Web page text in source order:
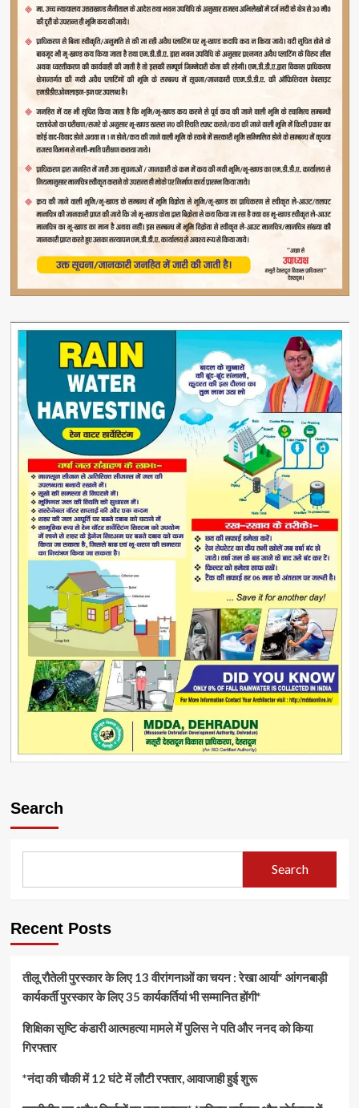
Search
Search
Recent Posts
तीलू रौतेली पुरस्कार के लिए 13 वीरांगनाओं का चयन : रेखा आर्या* आंगनबाड़ी
कार्यकर्ती पुरस्कार के लिए 35 कार्यकर्तियां भी सम्मानित होंगी*
शिक्षिका सृष्टि कंडारी आत्महत्या मामले में पुलिस ने पति और ननद को किया
गिरफ्तार
*नंदा की चौकी में 12 घंटे में लौटी रफ्तार, आवाजाही हुई शुरू